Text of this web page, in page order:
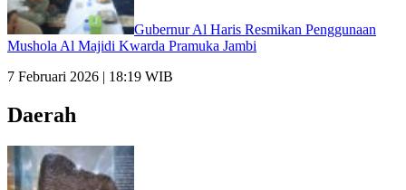
Gubernur Al Haris Resmikan Penggunaan
Mushola Al Majidi Kwarda Pramuka Jambi
7 Februari 2026 | 18:19 WIB
Daerah